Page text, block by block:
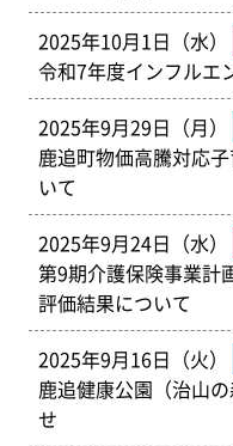
2025年10月1日（水）
令和7年度インフルエ
2025年9月29日（月）
鹿追町物価高騰対応
いて
2025年9月24日（水）
第9期介護保険事業計
評価結果について
2025年9月16日（火）
鹿追健康公園（治山
せ